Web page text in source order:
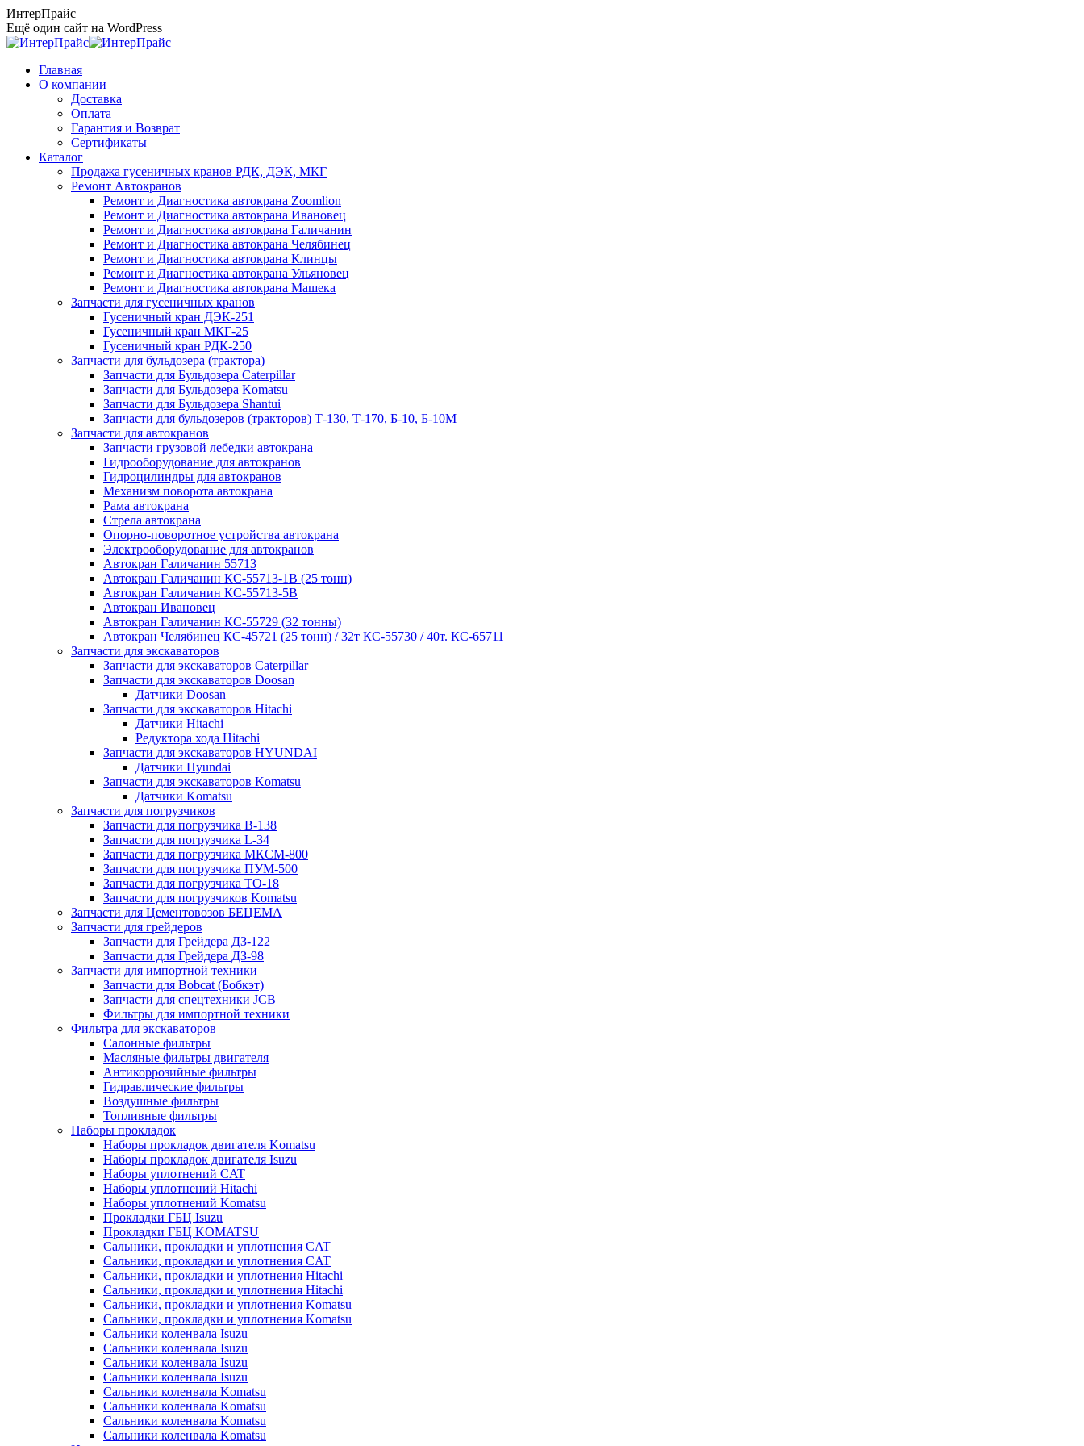
Перейти
к
содержанию
ИнтерПрайс
Ещё один сайт на WordPress
Главная
О компании
Доставка
Оплата
Гарантия и Возврат
Сертификаты
Каталог
Продажа гусеничных кранов РДК, ДЭК, МКГ
Ремонт Автокранов
Ремонт и Диагностика автокрана Zoomlion
Ремонт и Диагностика автокрана Ивановец
Ремонт и Диагностика автокрана Галичанин
Ремонт и Диагностика автокрана Челябинец
Ремонт и Диагностика автокрана Клинцы
Ремонт и Диагностика автокрана Ульяновец
Ремонт и Диагностика автокрана Машека
Запчасти для гусеничных кранов
Гусеничный кран ДЭК-251
Гусеничный кран МКГ-25
Гусеничный кран РДК-250
Запчасти для бульдозера (трактора)
Запчасти для Бульдозера Caterpillar
Запчасти для Бульдозера Komatsu
Запчасти для Бульдозера Shantui
Запчасти для бульдозеров (тракторов) Т-130, Т-170, Б-10, Б-10М
Запчасти для автокранов
Запчасти грузовой лебедки автокрана
Гидрооборудование для автокранов
Гидроцилиндры для автокранов
Механизм поворота автокрана
Рама автокрана
Стрела автокрана
Опорно-поворотное устройства автокрана
Электрооборудование для автокранов
Автокран Галичанин 55713
Автокран Галичанин КС-55713-1В (25 тонн)
Автокран Галичанин КС-55713-5В
Автокран Ивановец
Автокран Галичанин КС-55729 (32 тонны)
Автокран Челябинец КС-45721 (25 тонн) / 32т КС-55730 / 40т. КС-65711
Запчасти для экскаваторов
Запчасти для экскаваторов Caterpillar
Запчасти для экскаваторов Doosan
Датчики Doosan
Запчасти для экскаваторов Hitachi
Датчики Hitachi
Редуктора хода Hitachi
Запчасти для экскаваторов HYUNDAI
Датчики Hyundai
Запчасти для экскаваторов Komatsu
Датчики Komatsu
Запчасти для погрузчиков
Запчасти для погрузчика B-138
Запчасти для погрузчика L-34
Запчасти для погрузчика МКСМ-800
Запчасти для погрузчика ПУМ-500
Запчасти для погрузчика ТО-18
Запчасти для погрузчиков Komatsu
Запчасти для Цементовозов БЕЦЕМА
Запчасти для грейдеров
Запчасти для Грейдера ДЗ-122
Запчасти для Грейдера ДЗ-98
Запчасти для импортной техники
Запчасти для Bobcat (Бобкэт)
Запчасти для спецтехники JCB
Фильтры для импортной техники
Фильтра для экскаваторов
Салонные фильтры
Масляные фильтры двигателя
Антикоррозийные фильтры
Гидравлические фильтры
Воздушные фильтры
Топливные фильтры
Наборы прокладок
Наборы прокладок двигателя Komatsu
Наборы прокладок двигателя Isuzu
Наборы уплотнений CAT
Наборы уплотнений Hitachi
Наборы уплотнений Komatsu
Прокладки ГБЦ Isuzu
Прокладки ГБЦ KOMATSU
Сальники, прокладки и уплотнения CAT
Сальники, прокладки и уплотнения CAT
Сальники, прокладки и уплотнения Hitachi
Сальники, прокладки и уплотнения Hitachi
Сальники, прокладки и уплотнения Komatsu
Сальники, прокладки и уплотнения Komatsu
Сальники коленвала Isuzu
Сальники коленвала Isuzu
Сальники коленвала Isuzu
Сальники коленвала Isuzu
Сальники коленвала Komatsu
Сальники коленвала Komatsu
Сальники коленвала Komatsu
Сальники коленвала Komatsu